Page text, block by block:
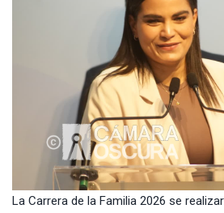
La Carrera de la Familia 2026 se